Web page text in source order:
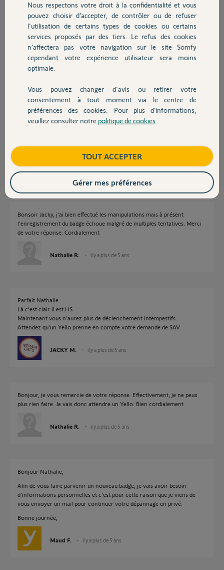
Chauffage
Autres produits
Devis avec un pro
Contact
Participer au fil de discussion
Réponses
Après avoir vérifiez que les boutons de votre badge ne sont pas bloqués,
il faut appliquer la procédure de réinitialisation ci jointe.
Bonsoir Jacky, j'ai bien effectué les manipulations mais à présent
l'enregistrement du badge échoue malgré de multiples tentatives. Merci
de votre réponse. Cordialement
Nathalie R. il y a plus de 5 ans
Parfait Nathalie.
Là c'est clair il est HS.
Maintenant vous n'aurez plus de déclenchement intempestifs.
Attendez qu'un Yello prenne en compte votre demande de SAV
JACKY M. il y a plus de 5 ans
Bonjour, je vous remercie de votre réponse. Effectivement, je ne peux
plus rien faire. Je vais donc attendre un Yello. Bien cordialement
Nathalie R. il y a plus de 5 ans
Bonjour Nathalie,
Afin de vous faire parvenir un nouveau badge, je vais avoir besoin
d'informations personnelles et c'est pour cette raison que je viens de
vous envoyer un mail pour continuer votre dépannage en privé.
Bonne journée,
Maud F. il y a plus de 5 ans
Nous respectons votre droit à la confidentialité et vous
pouvez choisir d’accepter, de contrôler ou de refuser
l'utilisation de certains types de cookies ou certains
services proposés par des tiers. Le refus des cookies
n’affectera pas votre navigation sur le site Somfy
cependant votre expérience utilisateur sera moins
optimale.
Vous pouvez changer d'avis ou retirer votre
consentement à tout moment via le centre de
préférences des cookies. Pour plus d’informations,
veuillez consulter notre politique de cookies
TOUT ACCEPTER
Gérer mes préférences